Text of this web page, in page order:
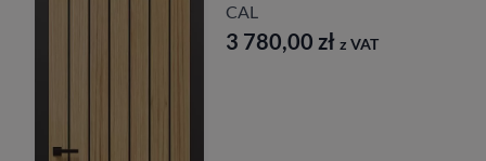
CAL
3 780,00zł z VAT